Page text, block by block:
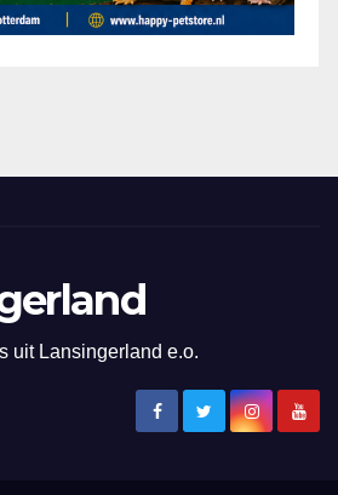
uit Lansingerland e.o.